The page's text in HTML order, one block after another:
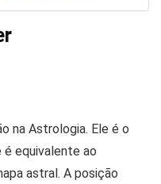
na Astrologia. Ele é o
é equivalente ao
astral. A posição